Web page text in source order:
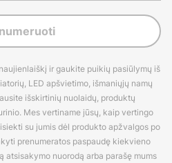
ir gaukite puikių pasiūlymų iš
LED apšvietimo, išmaniųjų namų
išskirtinių nuolaidų, produktų
Mes vertiname jūsų, kaip vertingo
su jumis dėl produkto apžvalgos po
prenumeratos paspaudę kiekvieno
atsisakymo nuorodą arba parašę mums